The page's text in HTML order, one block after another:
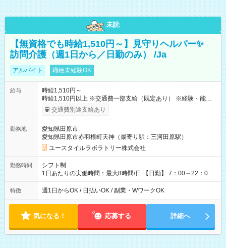
未読
【無資格でも時給1,510円～】見守りヘルパー✨
訪問介護（週1日から／日勤のみ） /Ja
アルバイト 職種未経験OK
給与
時給1,510円～
時給1,510円以上 ※交通費一部支給（既定あり） ※経験・能力を
考慮して決定します 【収入例】 週1回勤務の場合：1,510円×8時
間×4回=4万8,320円 週3回勤務の場合：1,510円×8時間×12回
1,600円 【試用期間】試用期間あり 試用期間の長さ：2ヶ月
※ 雇用形態と給与に、本採用時と異なる部分があります。 雇用
形態：本採用時と同じです。 給与：時給 1,140円以上
交通費別途支給あり
勤務地
愛知県田原市
愛知県田原市赤羽根町天神（最寄り駅：三河田原駅）
ユースタイルラボラトリー株式会社
勤務時間
シフト制
1日あたりの実働時間：最大8時間/日 【日勤】 7：00～22：00
の間で8時間勤務（休憩時間は法定通り） ※週1日～OK ／ 夜勤
なし ＊＊ 勤務時間例 ＊＊ ■8時から17時 ■9時から18時 ■10
定（毎週同じ曜日勤務）
特徴 週1日からOK / 日払いOK / 副業・WワークOK
気になる！ 応募する 詳細へ